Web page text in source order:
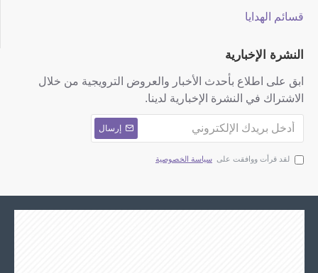
قسائم الهدايا
النشرة الإخبارية
ابق على اطلاع بأحدث الأخبار والعروض الترويجية من خلال
الاشتراك في النشرة الإخبارية لدينا.
إرسال
لقد قرأت ووافقت على سياسة الخصوصية